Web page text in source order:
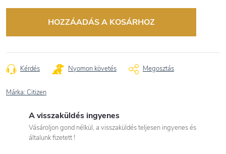
HOZZÁADÁS A KOSÁRHOZ
Kérdés Nyomon követés Megosztás
Márka: Citizen
A visszaküldés ingyenes
Vásároljon gond nélkül, a visszaküldés teljesen ingyenes és
általunk fizetett !